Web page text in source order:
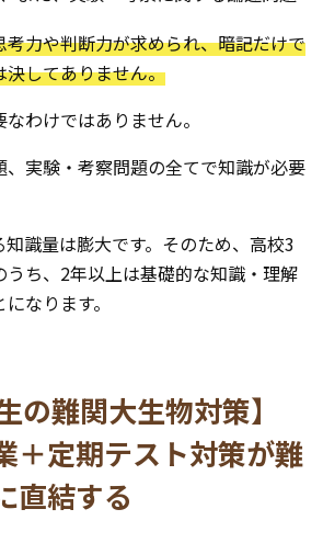
考力や判断力が求められ、暗記だけで
してありません。
わけではありません。
実験・考察問題の全てで知識が必要
識量は膨大です。そのため、高校3
ち、2年以上は基礎的な知識・理解
なります。
の難関大生物対策】
＋定期テスト対策が難
直結する